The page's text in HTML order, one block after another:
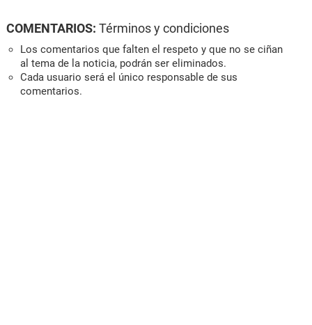
COMENTARIOS: Términos y condiciones
Los comentarios que falten el respeto y que no se ciñan
al tema de la noticia, podrán ser eliminados.
Cada usuario será el único responsable de sus
comentarios.